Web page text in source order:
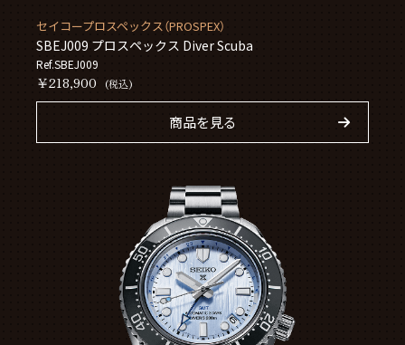
セイコープロスペックス（PROSPEX）
SBEJ009 プロスペックス Diver Scuba
Ref.SBEJ009
￥218,900 (税込)
商品を見る